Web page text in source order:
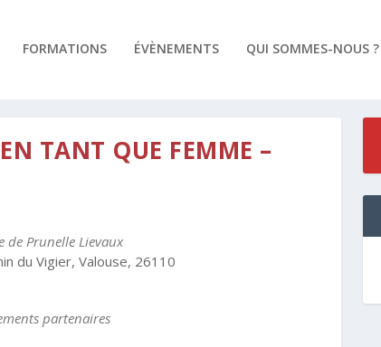
FORMATIONS ÉVÈNEMENTS QUI SOMMES-NOUS ?
TANT QUE FEMME –
de Prunelle Lievaux
du Vigier, Valouse, 26110
partenaires